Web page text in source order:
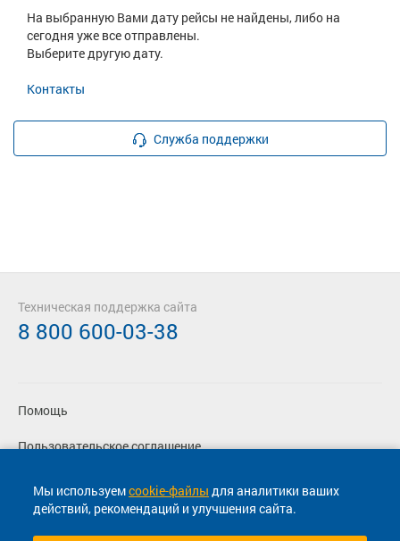
На выбранную Вами дату рейсы не найдены, либо на
сегодня уже все отправлены.
Выберите другую дату.
Контакты
Служба поддержки
Мы используемcookie-файлы для аналитики ваших
действий, рекомендаций и улучшения сайта.
Помощь
Пользовательское соглашение
Политика конфиденциальности
Согласие на маркетинговые сообщения
Техническая поддержка сайта
8 800 600-03-38